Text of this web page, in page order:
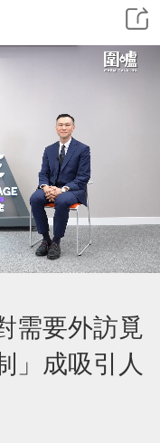
需要外訪覓
成吸引人